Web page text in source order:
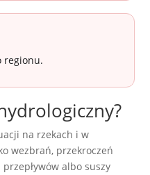
regionu.
na rzekach i w
wezbrań, przekroczeń
albo suszy